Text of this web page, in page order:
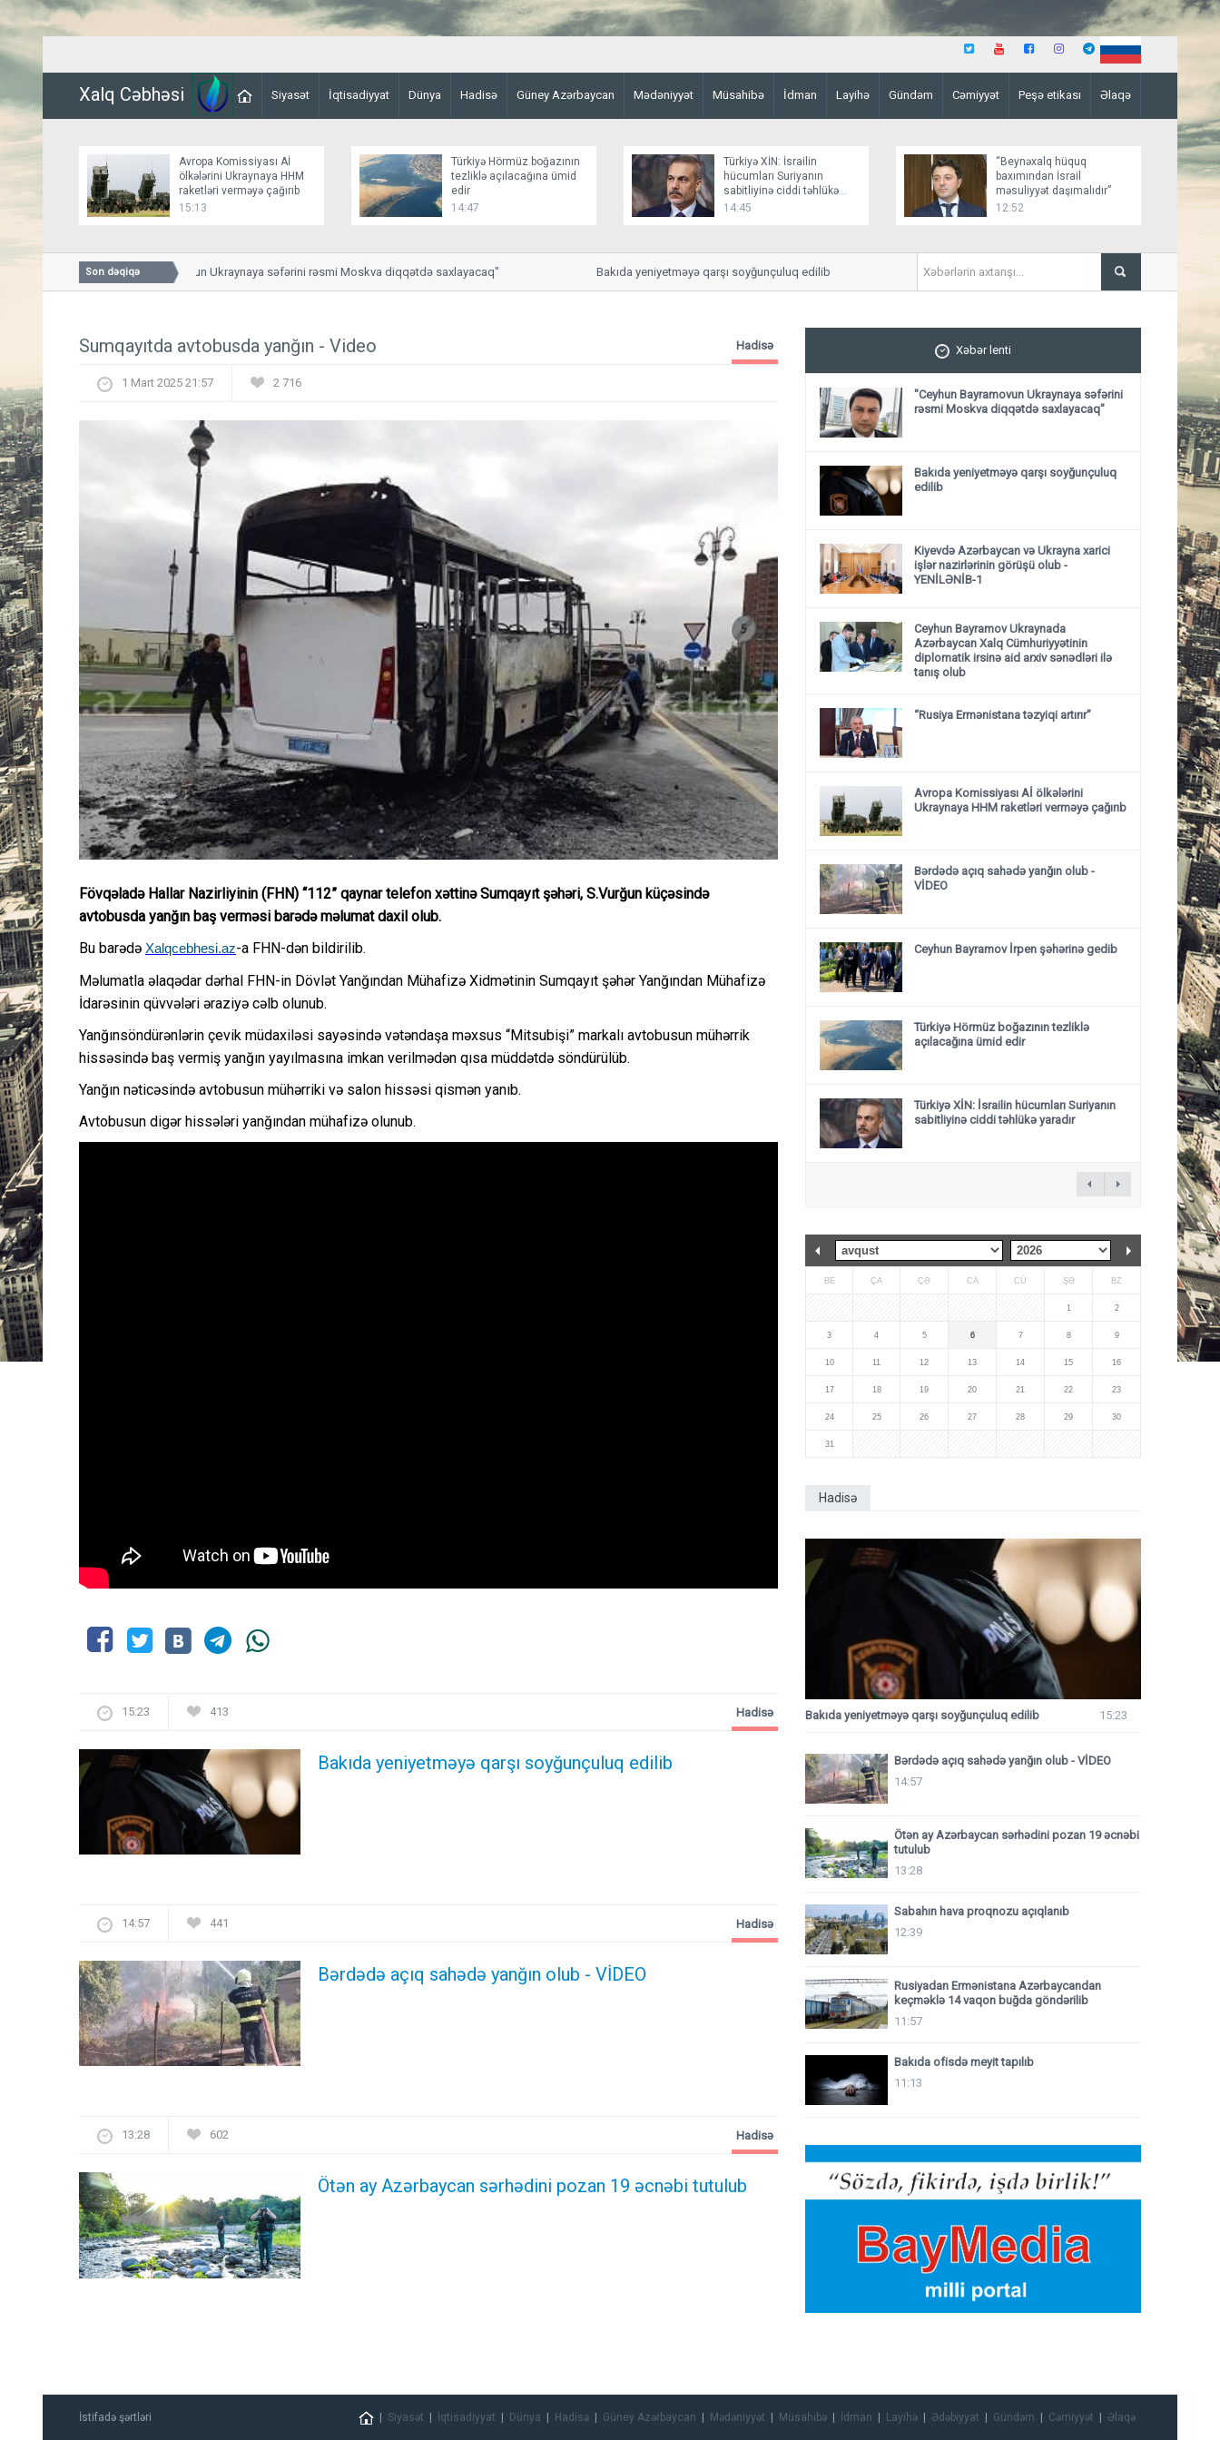
Xalq Cəbhəsi Siyasət İqtisadiyyat Dünya Hadisə Güney Azərbaycan Mədəniyyət Müsahibə İdman Layihə Gündəm Cəmiyyət Peşə etikası Əlaqə
Avropa Komissiyası Aİ
ölkələrini Ukraynaya HHM
raketləri verməyə çağırıb
15:13
Türkiyə Hörmüz boğazının
tezliklə açılacağına ümid
edir
14:47
Türkiyə XİN: İsrailin
hücumları Suriyanın
sabitliyinə ciddi təhlükə
yaradır
14:45
“Beynəxalq hüquq
baxımından İsrail
məsuliyyət daşımalıdır”
12:52
Son dəqiqə
"Ceyhun Bayramovun Ukraynaya səfərini rəsmi Moskva diqqətdə saxlayacaq" Bakıda yeniyetməyə qarşı soyğunçuluq edilib Kiyevdə Azərbaycan və
Sumqayıtda avtobusda yanğın - Video Hadisə
1 Mart 2025 21:57 2 716
Fövqəladə Hallar Nazirliyinin (FHN) “112” qaynar telefon xəttinə Sumqayıt şəhəri, S.Vurğun küçəsində
avtobusda yanğın baş verməsi barədə məlumat daxil olub.
Bu barədə Xalqcebhesi.az-a FHN-dən bildirilib.
Məlumatla əlaqədar dərhal FHN-in Dövlət Yanğından Mühafizə Xidmətinin Sumqayıt şəhər Yanğından Mühafizə
İdarəsinin qüvvələri əraziyə cəlb olunub.
Yanğınsöndürənlərin çevik müdaxiləsi sayəsində vətəndaşa məxsus “Mitsubişi” markalı avtobusun mühərrik
hissəsində baş vermiş yanğın yayılmasına imkan verilmədən qısa müddətdə söndürülüb.
Yanğın nəticəsində avtobusun mühərriki və salon hissəsi qismən yanıb.
Avtobusun digər hissələri yanğından mühafizə olunub.
15:23 413
Bakıda yeniyetməyə qarşı soyğunçuluq edilib
Hadisə
14:57 441
Bərdədə açıq sahədə yanğın olub - VİDEO
Hadisə
13:28 602
Ötən ay Azərbaycan sərhədini pozan 19 əcnəbi tutulub
Hadisə
Xəbər lenti
"Ceyhun Bayramovun Ukraynaya səfərini
rəsmi Moskva diqqətdə saxlayacaq"
Bakıda yeniyetməyə qarşı soyğunçuluq
edilib
Kiyevdə Azərbaycan və Ukrayna xarici
işlər nazirlərinin görüşü olub -
YENİLƏNİB-1
Ceyhun Bayramov Ukraynada
Azərbaycan Xalq Cümhuriyyətinin
diplomatik irsinə aid arxiv sənədləri ilə
tanış olub
“Rusiya Ermənistana təzyiqi artırır”
Avropa Komissiyası Aİ ölkələrini
Ukraynaya HHM raketləri verməyə çağırıb
Bərdədə açıq sahədə yanğın olub -
VİDEO
Ceyhun Bayramov İrpen şəhərinə gedib
Türkiyə Hörmüz boğazının tezliklə
açılacağına ümid edir
Türkiyə XİN: İsrailin hücumları Suriyanın
sabitliyinə ciddi təhlükə yaradır
BE ÇA ÇƏ CA CÜ ŞƏ BZ
1 2
3 4 5 6 7 8 9
10 11 12 13 14 15 16
17 18 19 20 21 22 23
24 25 26 27 28 29 30
31
Hadisə
Bakıda yeniyetməyə qarşı soyğunçuluq edilib 15:23
Bərdədə açıq sahədə yanğın olub - VİDEO
14:57
Ötən ay Azərbaycan sərhədini pozan 19 əcnəbi
tutulub
13:28
Sabahın hava proqnozu açıqlanıb
12:39
Rusiyadan Ermənistana Azərbaycandan
keçməklə 14 vaqon buğda göndərilib
11:57
Bakıda ofisdə meyit tapılıb
11:13
Siyasət İqtisadiyyat Dünya Hadisə Güney Azərbaycan Mədəniyyət Müsahibə İdman Layihə Ədəbiyyat Gündəm Cəmiyyət Əlaqə
İstifadə şərtləri